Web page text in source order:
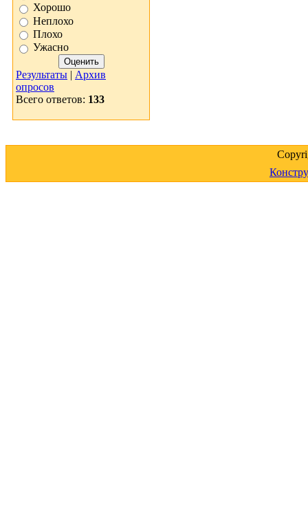
Хорошо
Неплохо
Плохо
Ужасно
Результаты | Архив
опросов
Всего ответов: 133